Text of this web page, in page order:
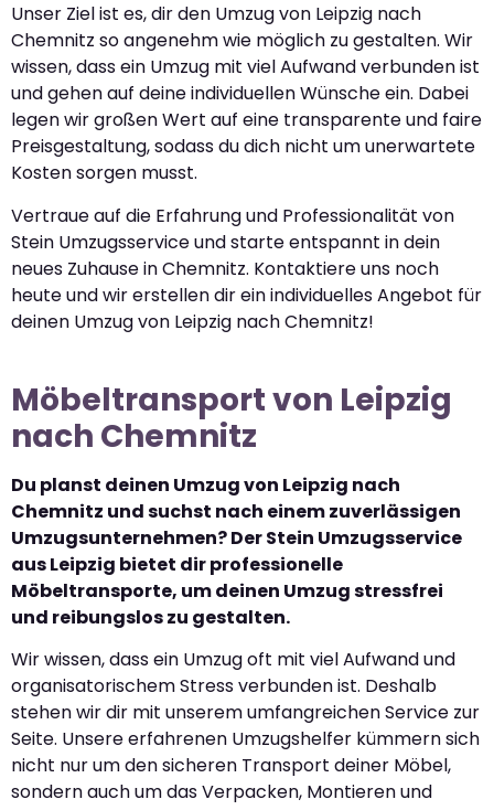
Unser Ziel ist es, dir den Umzug von Leipzig nach
Chemnitz so angenehm wie möglich zu gestalten. Wir
wissen, dass ein Umzug mit viel Aufwand verbunden ist
und gehen auf deine individuellen Wünsche ein. Dabei
legen wir großen Wert auf eine transparente und faire
Preisgestaltung, sodass du dich nicht um unerwartete
Kosten sorgen musst.
Vertraue auf die Erfahrung und Professionalität von
Stein Umzugsservice und starte entspannt in dein
neues Zuhause in Chemnitz. Kontaktiere uns noch
heute und wir erstellen dir ein individuelles Angebot für
deinen Umzug von Leipzig nach Chemnitz!
Möbeltransport von Leipzig
nach Chemnitz
Du planst deinen Umzug von Leipzig nach
Chemnitz und suchst nach einem zuverlässigen
Umzugsunternehmen? Der Stein Umzugsservice
aus Leipzig bietet dir professionelle
Möbeltransporte, um deinen Umzug stressfrei
und reibungslos zu gestalten.
Wir wissen, dass ein Umzug oft mit viel Aufwand und
organisatorischem Stress verbunden ist. Deshalb
stehen wir dir mit unserem umfangreichen Service zur
Seite. Unsere erfahrenen Umzugshelfer kümmern sich
nicht nur um den sicheren Transport deiner Möbel,
sondern auch um das Verpacken, Montieren und